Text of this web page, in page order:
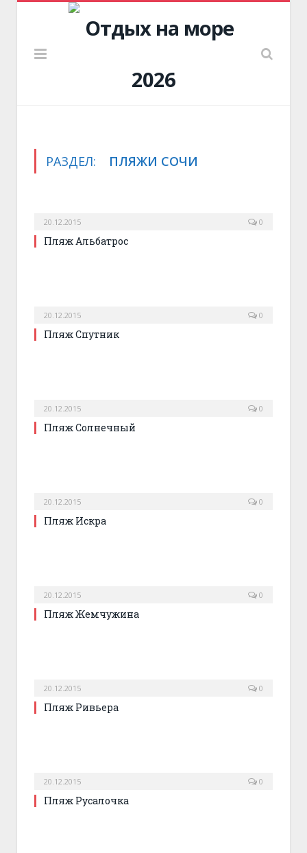
РАЗДЕЛ: ПЛЯЖИ СОЧИ
20.12.2015 0
Пляж Альбатрос
20.12.2015 0
Пляж Спутник
20.12.2015 0
Пляж Солнечный
20.12.2015 0
Пляж Искра
20.12.2015 0
Пляж Жемчужина
20.12.2015 0
Пляж Ривьера
20.12.2015 0
Пляж Русалочка